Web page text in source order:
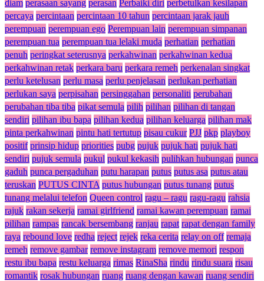
diam perasaan sayang perasan Perbaiki diri perbetulkan kesilapan
percaya percintaan percintaan 10 tahun percintaan jarak jauh
perempuan perempuan ego Perempuan lain perempuan simpanan
perempuan tua perempuan tua lelaki muda perhatian perhatian
penuh peringkat seterusnya perkahwinan perkahwinan kedua
perkahwinan retak perkara baru perkara remeh perkenalan singkat
perlu ketelusan perlu masa perlu penjelasan perlukan perhatian
perlukan saya perpisahan persinggahan personaliti perubahan
perubahan tiba tiba pikat semula pilih pilihan pilihan di tangan
sendiri pilihan ibu bapa pilihan kedua pilihan keluarga pilihan mak
pinta perkahwinan pintu hati tertutup pisau cukur PJJ pkp playboy
positif prinsip hidup priorities pubg pujuk pujuk hati pujuk hati
sendiri pujuk semula pukul pukul kekasih pulihkan hubungan punca
gaduh punca pergaduhan putu harapan putus putus asa putus atau
teruskan PUTUS CINTA putus hubungan putus tunang putus
tunang melalui telefon Queen control ragu – ragu ragu-ragu rahsia
rajuk rakan sekerja ramai girlfriend ramai kawan perempuan ramai
pilihan rampas rancak bersembang ranjau rapat rapat dengan family
raya rebound love redha reject rejek reka cerita relay on off remaja
remeh remove gambar remove instagram remove memori respon
restu ibu bapa restu keluarga rimas RinaSha rindu rindu suara risau
romantik rosak hubungan ruang ruang dengan kawan ruang sendiri